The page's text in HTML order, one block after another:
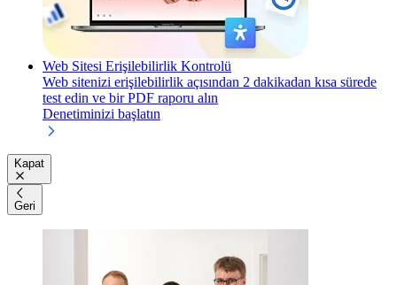
Web Sitesi Erişilebilirlik Kontrolü
Web sitenizi erişilebilirlik açısından 2 dakikadan kısa sürede
test edin ve bir PDF raporu alın
Denetiminizi başlatın
Kapat
Geri